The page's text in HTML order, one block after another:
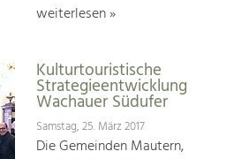
weiterlesen »
Kulturtouristische
Strategieentwicklung
Wachauer Südufer
Samstag, 25. März 2017
Die Gemeinden Mautern,